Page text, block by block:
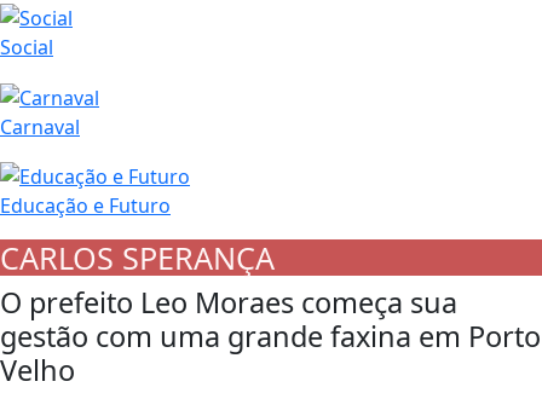
Social
Carnaval
Educação e Futuro
CARLOS SPERANÇA
O prefeito Leo Moraes começa sua
gestão com uma grande faxina em Porto
Velho